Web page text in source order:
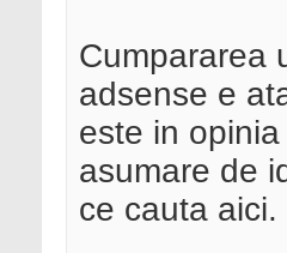
Cumpararea
adsense e
este in
asumare de
ce cauta aici.